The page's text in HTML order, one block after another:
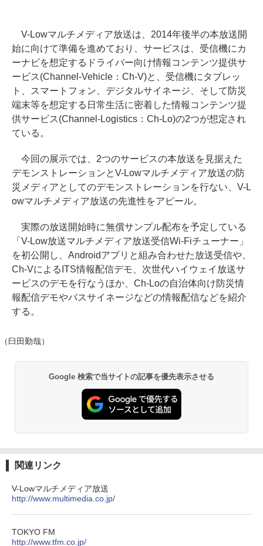
V-Lowマルチメディア放送は、2014年後半の本放送開
始に向けて準備を進めており、サービスは、受信機にカ
ーナビを想定するドライバー向け情報コンテンツ提供サ
ービス(Channel-Vehicle：Ch-V)と、受信機にタブレッ
ト、スマートフォン、デジタルサイネージ、そして防災
端末等を想定する日常生活に密着した情報コンテンツ提
供サービス(Channel-Logistics：Ch-Lo)の2つが想定され
ている。
今回の展示では、2つのサービスの本放送を見据えた
デモンストレーションとV-Lowマルチメディア放送の防
災メディアとしてのデモンストレーションを行ない、V-L
owマルチメディア放送の先進性をアピール。
実際の放送開始時に無償サンプル配布を予定している
「V-Low放送マルチメディア放送受信Wi-Fiチューナー」
を初公開し、Androidアプリと組み合わせた放送受信や、
Ch-VによるITS情報配信デモ、次世代ハイウェイ放送サ
ービスのデモを行なうほか、Ch-Loの自治体向け防災情
報配信デモやバスサイネージなどの情報配信などを紹介
する。
（臼田勤哉）
Google 検索で当サイトの記事を優先表示させる
関連リンク
V-Lowマルチメディア放送
http://www.multimedia.co.jp/
TOKYO FM
http://www.tfm.co.jp/